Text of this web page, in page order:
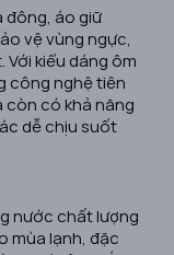
đông, áo giữ
vệ vùng ngực,
Với kiểu dáng ôm
công nghệ tiên
còn có khả năng
dễ chịu suốt
nước chất lượng
mùa lạnh, đặc